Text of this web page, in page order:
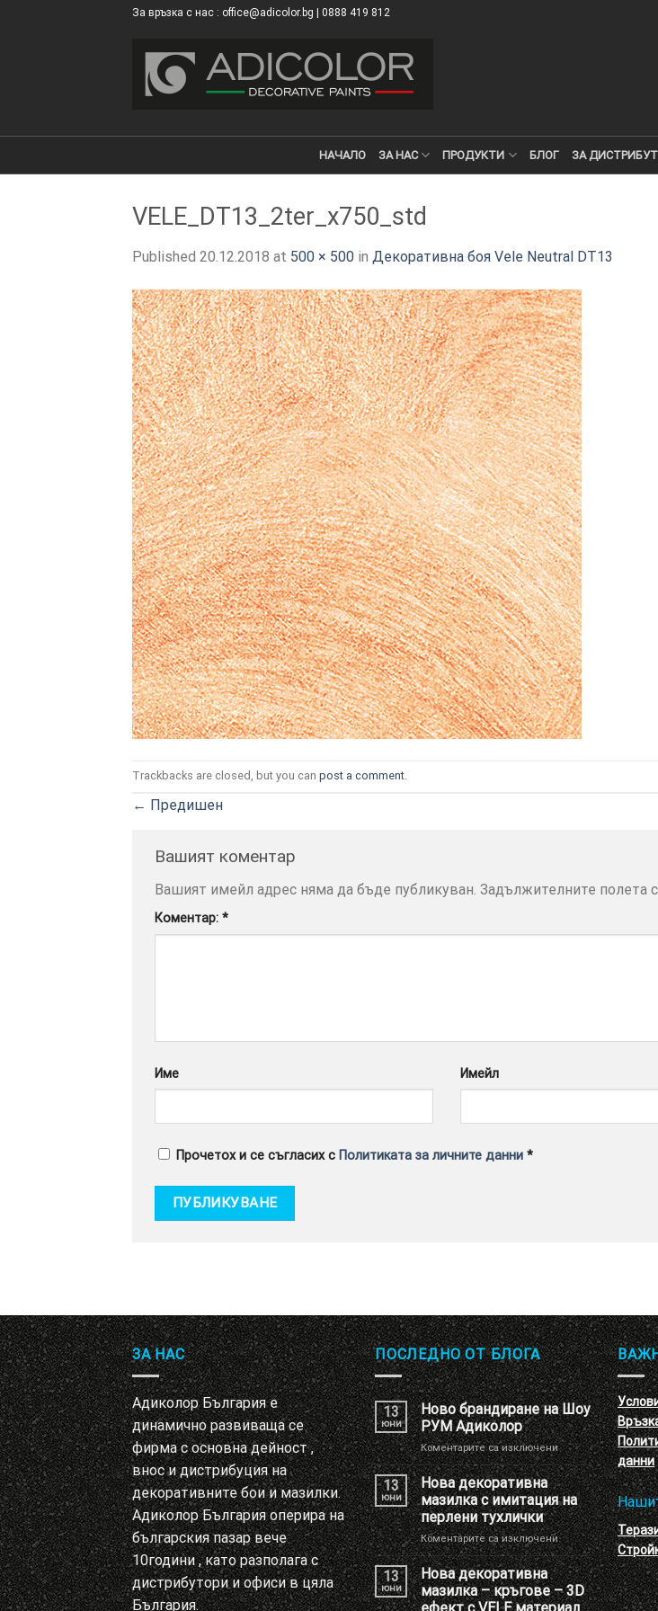
За връзка с нас : office@adicolor.bg | 0888 419 812
НАЧАЛО ЗА НАС ПРОДУКТИ БЛОГ ЗА
VELE_DT13_2ter_x750_std
Published 20.12.2018 at 500 × 500 in Декоративна боя Vele Neutral DT13
Trackbacks are closed, but you can post a comment
← Предишен
Вашият коментар
Вашият имейл адрес няма да бъде публикуван. Задължителните полета
Коментар: *
Име Имейл
Прочетох и се съгласих с Политиката за личните данни *
ЗА НАС
Адиколор България е
динамично развиваща се
фирма с основна дейност ,
внос и дистрибуция на
декоративните бои и мазилки.
Адиколор България оперира на
българския пазар вече
10години , като разполага с
дистрибутори и офиси в цяла
България.
ПОСЛЕДНО ОТ БЛОГА
13
юни
Ново брандиране на Шоу
РУМ Адиколор
Коментарите са изключениза
Ново
брандиране
на
Шоу
РУМ
Адиколор
13
юни
Нова декоративна
мазилка с имитация на
перлени тухлички
Коментарите са изключениза
Нова
декоративна
мазилка
с
13
юни
Нова декоративна
мазилка – кръгове – 3D
данни
×
ТОЗИ САЙТ ИЗПОЛЗВА БИСКВИТКИ.
ПОВЕЧЕ ИНФОРМАЦИЯ МОЖЕТЕ ДА
НАМЕРИТЕ ТУК.
ОПЦИИ